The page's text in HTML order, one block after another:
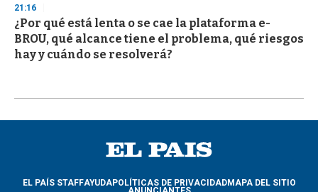
21:16
¿Por qué está lenta o se cae la plataforma e-
BROU, qué alcance tiene el problema, qué riesgos
hay y cuándo se resolverá?
EL PAÍS STAFFAYUDAPOLÍTICAS DE PRIVACIDADMAPA DEL SITIO